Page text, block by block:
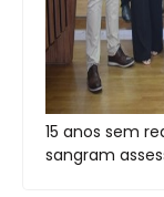
15 anos sem
sangram